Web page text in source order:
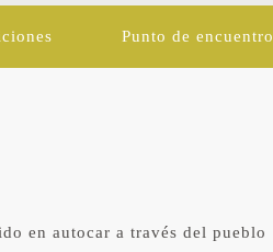
Punto de encuentro
en autocar a través del pueblo